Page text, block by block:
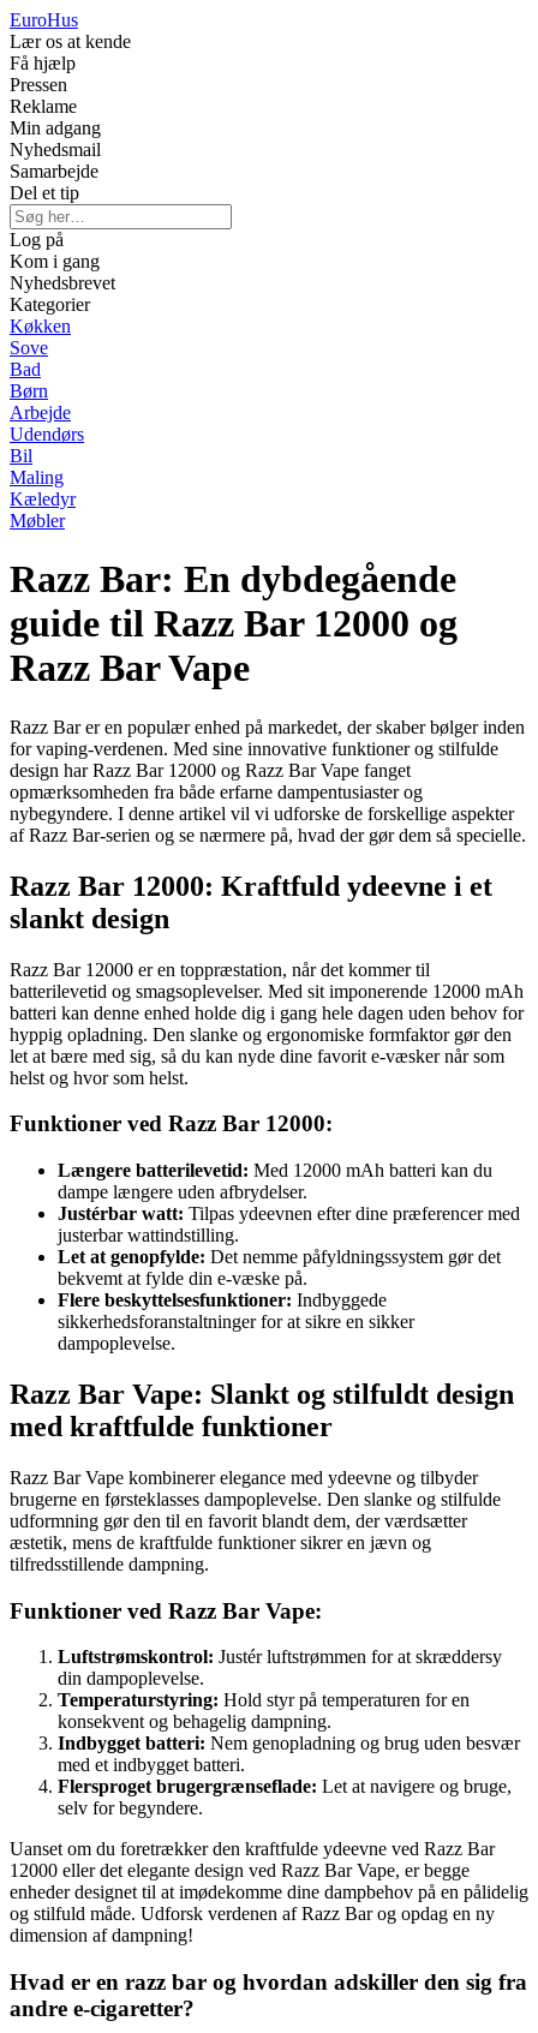
EuroHus
Lær os at kende
Få hjælp
Pressen
Reklame
Min adgang
Nyhedsmail
Samarbejde
Del et tip
Log på
Kom i gang
Nyhedsbrevet
Kategorier
Køkken
Sove
Bad
Børn
Arbejde
Udendørs
Bil
Maling
Kæledyr
Møbler
Razz Bar: En dybdegående
guide til Razz Bar 12000 og
Razz Bar Vape
Razz Bar er en populær enhed på markedet, der skaber bølger inden
for vaping-verdenen. Med sine innovative funktioner og stilfulde
design har Razz Bar 12000 og Razz Bar Vape fanget
opmærksomheden fra både erfarne dampentusiaster og
nybegyndere. I denne artikel vil vi udforske de forskellige aspekter
af Razz Bar-serien og se nærmere på, hvad der gør dem så specielle.
Razz Bar 12000: Kraftfuld ydeevne i et
slankt design
Razz Bar 12000 er en toppræstation, når det kommer til
batterilevetid og smagsoplevelser. Med sit imponerende 12000 mAh
batteri kan denne enhed holde dig i gang hele dagen uden behov for
hyppig opladning. Den slanke og ergonomiske formfaktor gør den
let at bære med sig, så du kan nyde dine favorit e-væsker når som
helst og hvor som helst.
Funktioner ved Razz Bar 12000:
Længere batterilevetid: Med 12000 mAh batteri kan du
dampe længere uden afbrydelser.
Justérbar watt: Tilpas ydeevnen efter dine præferencer med
justerbar wattindstilling.
Let at genopfylde: Det nemme påfyldningssystem gør det
bekvemt at fylde din e-væske på.
Flere beskyttelsesfunktioner: Indbyggede
sikkerhedsforanstaltninger for at sikre en sikker
dampoplevelse.
Razz Bar Vape: Slankt og stilfuldt design
med kraftfulde funktioner
Razz Bar Vape kombinerer elegance med ydeevne og tilbyder
brugerne en førsteklasses dampoplevelse. Den slanke og stilfulde
udformning gør den til en favorit blandt dem, der værdsætter
æstetik, mens de kraftfulde funktioner sikrer en jævn og
tilfredsstillende dampning.
Funktioner ved Razz Bar Vape:
Luftstrømskontrol: Justér luftstrømmen for at skræddersy
din dampoplevelse.
Temperaturstyring: Hold styr på temperaturen for en
konsekvent og behagelig dampning.
Indbygget batteri: Nem genopladning og brug uden besvær
med et indbygget batteri.
Flersproget brugergrænseflade: Let at navigere og bruge,
selv for begyndere.
Uanset om du foretrækker den kraftfulde ydeevne ved Razz Bar
12000 eller det elegante design ved Razz Bar Vape, er begge
enheder designet til at imødekomme dine dampbehov på en pålidelig
og stilfuld måde. Udforsk verdenen af Razz Bar og opdag en ny
dimension af dampning!
Hvad er en razz bar og hvordan adskiller den sig fra
andre e-cigaretter?